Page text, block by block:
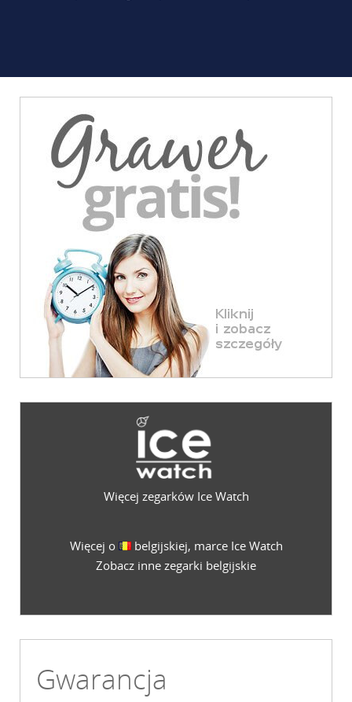
Więcej zegarków Ice Watch
Więcej o
belgijskiej, marce Ice Watch
Zobacz inne zegarki belgijskie
Gwarancja